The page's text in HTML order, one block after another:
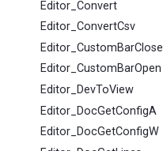
Editor_Convert
Editor_ConvertCsv
Editor_CustomBarClose
Editor_CustomBarOpen
Editor_DevToView
Editor_DocGetConfigA
Editor_DocGetConfigW